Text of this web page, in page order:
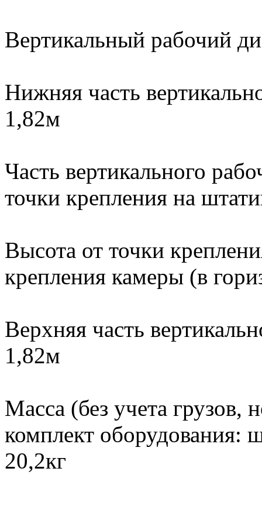
Вертикальный рабочий
Нижняя часть
1,82м
Часть вертикального
точки крепления на
Высота от точки
крепления камеры (в
Верхняя часть
1,82м
Масса (без учета грузов,
комплект оборудования:
20,2кг